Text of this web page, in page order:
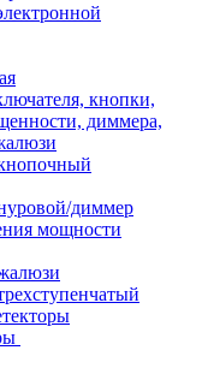
кнопки,
диммера,
диммер
мощности